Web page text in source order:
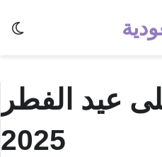
عيد الفطر
2025